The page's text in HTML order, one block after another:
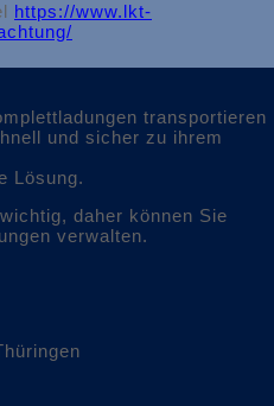
https://www.lkt-
transportieren
und sicher zu ihrem
Lösung.
daher können Sie
verwalten.